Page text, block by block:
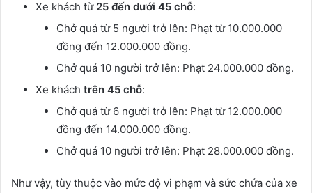
Xe khách từ 25 đến dưới 45 chỗ:
Chở quá từ 5 người trở lên: Phạt từ 10.000.000
đồng đến 12.000.000 đồng.
Chở quá 10 người trở lên: Phạt 24.000.000 đồng.
Xe khách trên 45 chỗ:
Chở quá từ 6 người trở lên: Phạt từ 12.000.000
đồng đến 14.000.000 đồng.
Chở quá 10 người trở lên: Phạt 28.000.000 đồng.
Như vậy, tùy thuộc vào mức độ vi phạm và sức chứa của xe